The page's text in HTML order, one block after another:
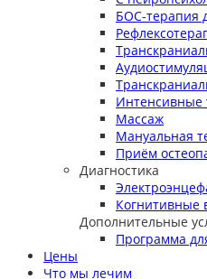
БОС-терапия
Интенсивные
Массаж
Мануальная
Приём
Диагностика
Когнитивные
Дополнительные
Программа
Цены
Что мы лечим